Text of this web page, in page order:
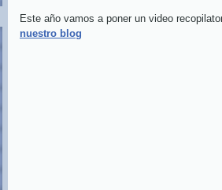
Este año vamos a poner un video
nuestro blog